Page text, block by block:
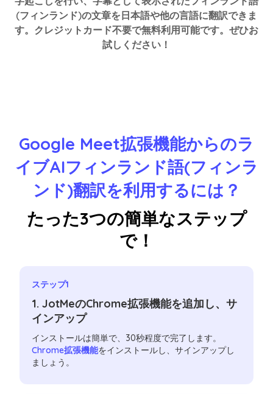
(フィンランド)の文章を日本語や他の言語に翻訳できま
す。クレジットカード不要で無料利用可能です。ぜひお
試しください！
Google Meet拡張機能からのラ
イブAIフィンランド語(フィンラ
ンド)翻訳を利用するには？
たった3つの簡単なステップ
で！
ステップ1
1. JotMeのChrome拡張機能を追加し、サ
インアップ
インストールは簡単で、30秒程度で完了します。
Chrome拡張機能をインストールし、サインアップし
ましょう。